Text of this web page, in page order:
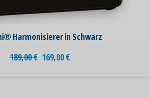
Harmonisierer in Schwarz
189,00€ 169,00€